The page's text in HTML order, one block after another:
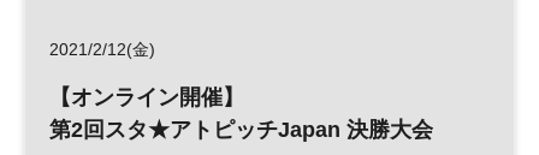
2021/2/12(金)
【オンライン開催】
第2回スタ★アトピッチJapan 決勝大会